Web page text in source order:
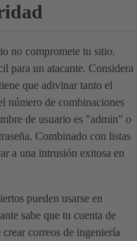
no compromete tu sitio.
para un atacante. Considera
que adivinar tanto el
número de combinaciones
de usuario es "admin" o
Combinado con listas
a una intrusión exitosa en
pueden usarse en
sabe que tu cuenta de
correos de ingeniería